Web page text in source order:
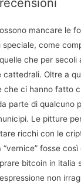
mancare le
come
che per
Oltre a
che ci hanno fatto
parte di qualcuno
Le pitture
ricchi con le
“vernice” fosse
bitcoin in italia
non